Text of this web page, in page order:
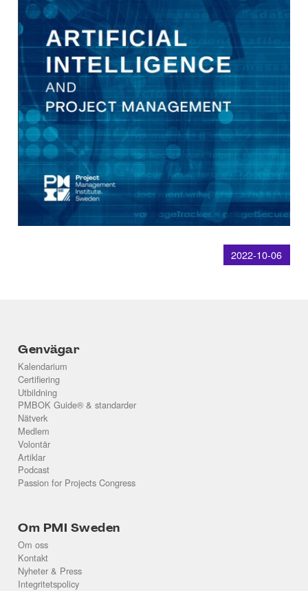
2022-10-06
Genvägar
Kalendarium
Certifiering
Utbildning
PMBOK Guide® & standarder
Nätverk
Medlem
Volontär
Artiklar
Podcast
Passion for Projects Congress
Om PMI Sweden
Om oss
Kontakt
Nyheter & Press
Integritetspolicy